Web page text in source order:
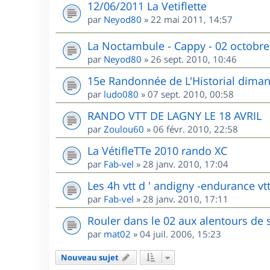
12/06/2011 La Vetiflette
par Neyod80 » 22 mai 2011, 14:57
La Noctambule - Cappy - 02
par Neyod80 » 26 sept. 2010, 10:46
15e Randonnée de L'Historial
par ludo080 » 07 sept. 2010, 00:58
RANDO VTT DE LAGNY LE 18 AVRIL
par Zoulou60 » 06 févr. 2010, 22:58
La VétifleTTe 2010 rando XC
par Fab-vel » 28 janv. 2010, 17:04
Les 4h vtt d ' andigny -endurance
par Fab-vel » 28 janv. 2010, 17:11
Rouler dans le 02 aux alentours de
par mat02 » 04 juil. 2006, 15:23
Nouveau sujet